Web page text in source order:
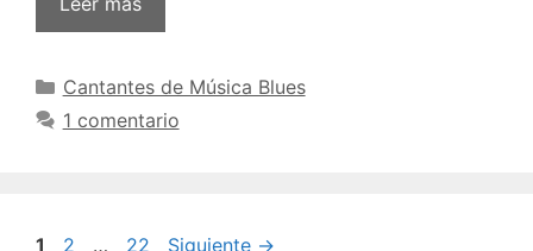
Categorías
Cantantes de Música Blues
1 comentario
Navegación
Página
1 Página
2 … Página
22 Siguiente →